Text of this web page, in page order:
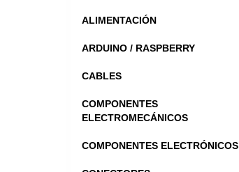
ALIMENTACIÓN
ARDUINO / RASPBERRY
CABLES
COMPONENTES
ELECTROMECÁNICOS
COMPONENTES ELECTRÓNICOS